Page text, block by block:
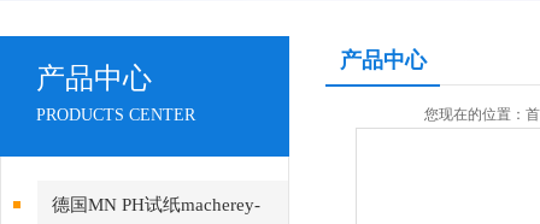
产品中心
PRODUCTS CENTER
德国MN PH试纸macherey-
产品中心
您现在的位置：